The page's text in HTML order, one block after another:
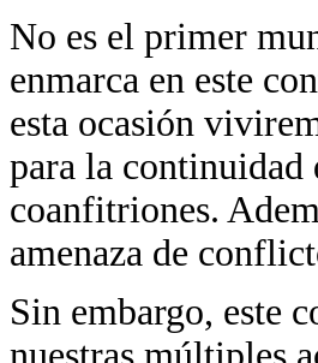
No es el primer
enmarca en este
esta ocasión
para la continuidad
coanfitriones.
amenaza de
Sin embargo, este
nuestras múltiples